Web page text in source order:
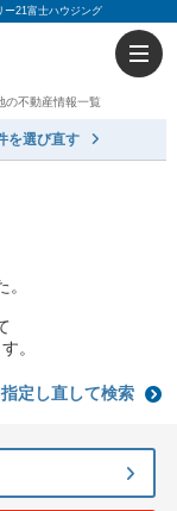
ー21富士ハウジング
の不動産情報一覧
を選び直す
。
定し直して検索